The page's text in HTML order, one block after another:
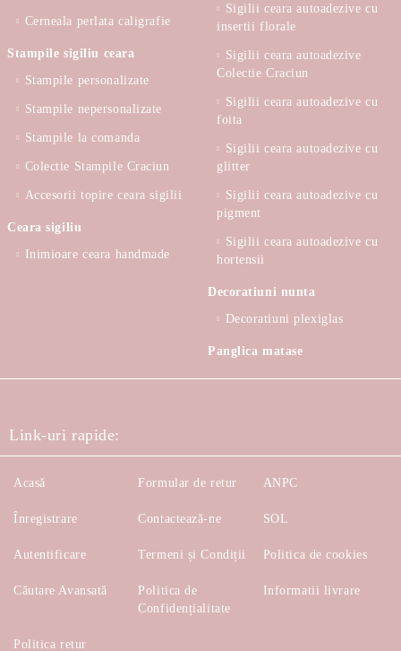
Cerneala perlata caligrafie
Stampile sigiliu ceara
Stampile personalizate
Stampile nepersonalizate
Stampile la comanda
Colectie Stampile Craciun
Accesorii topire ceara sigilii
Ceara sigiliu
Inimioare ceara handmade
Sigilii ceara autoadezive cu
insertii florale
Sigilii ceara autoadezive
Colectie Craciun
Sigilii ceara autoadezive cu
foita
Sigilii ceara autoadezive cu
glitter
Sigilii ceara autoadezive cu
pigment
Sigilii ceara autoadezive cu
hortensii
Decoratiuni nunta
Decoratiuni plexiglas
Panglica matase
Link-uri rapide:
Acasă
Înregistrare
Autentificare
Căutare Avansată
Formular de retur
Contactează-ne
Termeni și Condiții
Politica de
Confidențialitate
ANPC
SOL
Politica de cookies
Informatii livrare
Politica retur